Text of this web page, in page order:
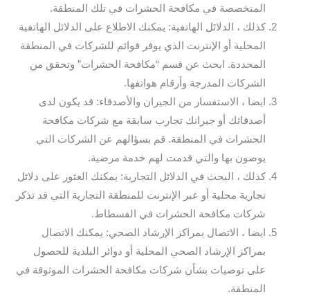
المتخصصة في مكافحة الحشرات في تلك المنطقة.
كذلك ، الدلائل الهاتفية: يمكنك الاطلاع على الدلائل الهاتفية
المحلية أو الإنترنت الذي يوفر قوائم للشركات في المنطقة
المحددة. ابحث عن قسم “مكافحة الحشرات” وتحقق من
الشركات المدرجة وأرقام هواتفها.
ايضا ، الاستفسار من الجيران والأصدقاء: قد يكون لدى
أصدقائك أو جيرانك تجارب سابقة مع شركات مكافحة
الحشرات في المنطقة. قم بسؤالهم عن الشركات التي
يوصون بها والتي قدمت لهم خدمة مرضية.
كذلك ، البحث في الدلائل التجارية: يمكنك العثور على دلائل
تجارية محلية أو عبر الإنترنت للمنطقة التجارية التي قد تذكر
شركات مكافحة الحشرات في الفسطاط.
ايضا ، الاتصال بمراكز الإرشاد الصحي: يمكنك الاتصال
بمراكز الإرشاد الصحي المحلية أو دوائر البلدية للحصول
على توصيات بشأن شركات مكافحة الحشرات الموثوقة في
المنطقة.